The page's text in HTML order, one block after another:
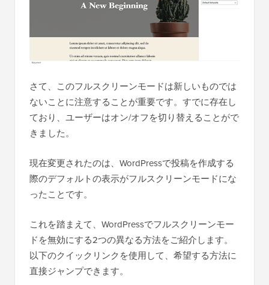
さて、このフルスクリーンモードは新しいものでは
ないことに注意することが重要です。すでに存在し
ており、ユーザーはオン/オフを切り替えることがで
きました。
現在変更されたのは、WordPressで投稿を作成する
際のデフォルトの表示がフルスクリーンモードにな
ったことです。
これを踏まえて、WordPressでフルスクリーンモー
ドを無効にする2つの異なる方法をご紹介します。
以下のクイックリンクを使用して、希望する方法に
直接ジャンプできます。